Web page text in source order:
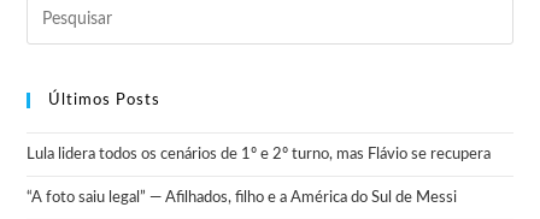
Últimos Posts
Lula lidera todos os cenários de 1º e 2º turno, mas Flávio se recupera
“A foto saiu legal” — Afilhados, filho e a América do Sul de Messi